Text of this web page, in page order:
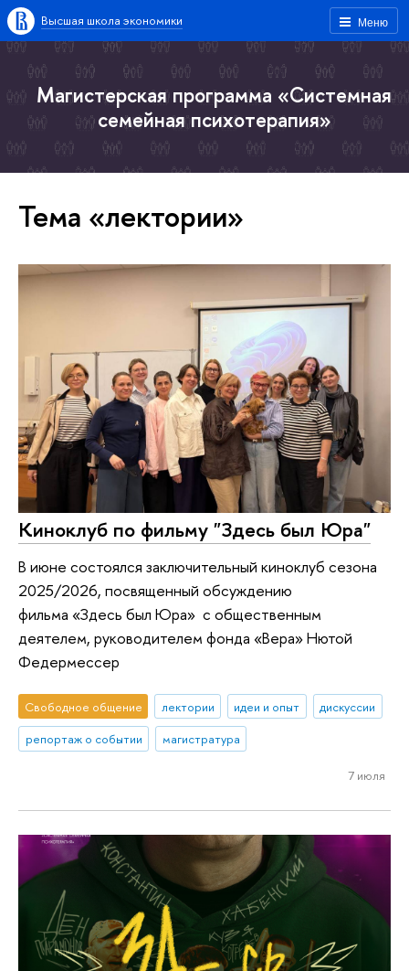
Меню
Высшая школа экономики
Магистерская программа «Системная
семейная психотерапия»
Тема «лектории»
Киноклуб по фильму "Здесь был Юра"
В июне состоялся заключительный киноклуб сезона
2025/2026, посвященный обсуждению
фильма «Здесь был Юра» с общественным
деятелем, руководителем фонда «Вера» Нютой
Федермессер
Свободное общение лектории идеи и опыт
дискуссии
репортаж о событии
магистратура
7 июля